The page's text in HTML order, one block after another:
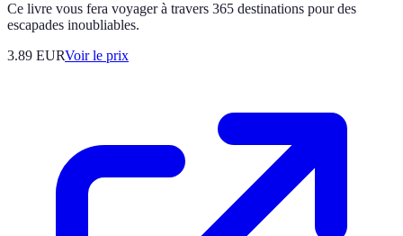
Ce livre vous fera voyager à travers 365 destinations pour des
escapades inoubliables.
3.89 EURVoir le prix